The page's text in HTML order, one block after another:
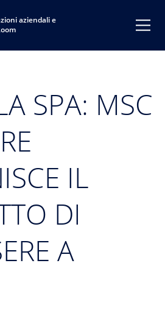
aziendali e
SPA: MSC
IL
DI
A